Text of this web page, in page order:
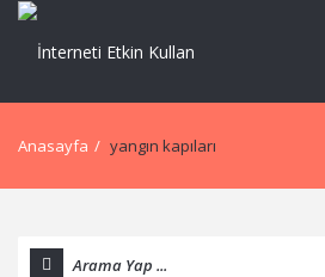
Anasayfa / yangın kapıları